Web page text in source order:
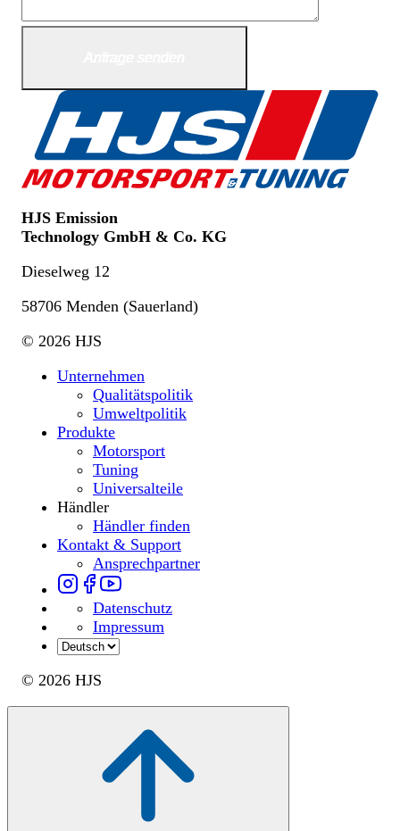
HJS Emission
Technology GmbH & Co. KG
Dieselweg 12
58706 Menden (Sauerland)
© 2026 HJS
Unternehmen
Qualitätspolitik
Umweltpolitik
Produkte
Motorsport
Tuning
Universalteile
Händler
Händler finden
Kontakt & Support
Ansprechpartner
Datenschutz
Impressum
© 2026 HJS